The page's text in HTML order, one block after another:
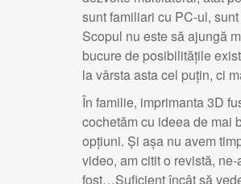
sunt familiari cu PC-ul,
Scopul nu este să ajungă
bucure de posibilitățile
la vârsta asta cel puțin, ci
În familie, imprimanta 3D
cochetăm cu ideea de mai
opțiuni. Și așa nu avem
video, am citit o revistă,
fost…Suficient încât să